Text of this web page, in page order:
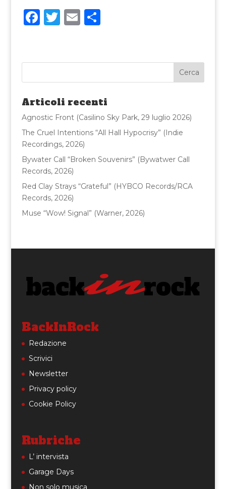
F
e
b
o
o
k
T
te
r
E
l
C
di
vi
di
Articoli recenti
Agnostic Front (Casilino Sky Park, 29 luglio 2026)
The Cruel Intentions “All Hall Hypocrisy” (Indie
Recordings, 2026)
Bywater Call “Broken Souvenirs” (Bywatwer Call
Records, 2026)
Red Clay Strays “Grateful” (HYBCO Records/RCA
Records, 2026)
Muse “Wow! Signal” (Warner, 2026)
BackInRock
Redazione
Scrivici
Newsletter
Privacy policy
Cookie Policy
Rubriche
L’ intervista
Garage Days
Non solo musica